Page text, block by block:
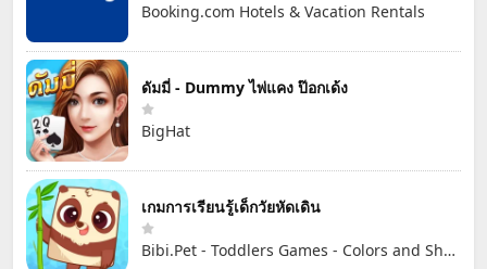
Booking.com Hotels & Vacation Rentals
ดัมมี่ - Dummy ไพ่แคง ป๊อกเด้ง
BigHat
เกมการเรียนรู้เด็กวัยหัดเดิน
Bibi.Pet - Toddlers Games - Colors and Shapes